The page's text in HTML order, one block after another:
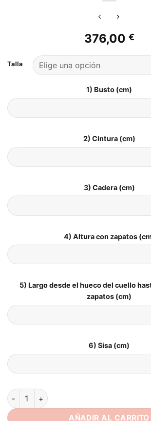
376,00 €
Talla
1) Busto (cm)
2) Cintura (cm)
3) Cadera (cm)
4) Altura con zapatos
5) Largo desde el hueco del cuello
zapatos (cm)
6) Sisa (cm)
Vestido de Novia para Boda Civil Talla
AÑADIR AL CARRITO